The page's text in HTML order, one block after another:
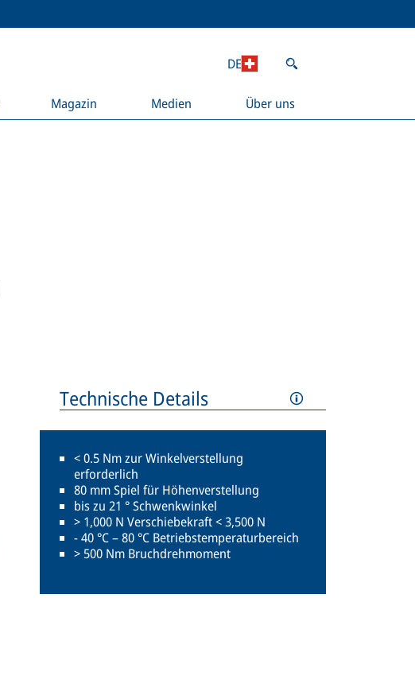
Magazin Medien Über uns
DE
Technische Details
< 0.5 Nm zur Winkelverstellung
erforderlich
80 mm Spiel für Höhenverstellung
bis zu 21 ° Schwenkwinkel
> 1,000 N Verschiebekraft < 3,500 N
- 40 °C – 80 °C Betriebstemperaturbereich
> 500 Nm Bruchdrehmoment